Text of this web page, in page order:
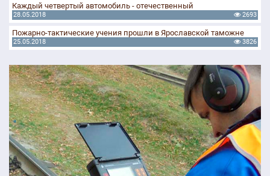
Каждый четвертый автомобиль - отечественный
28.05.2018 2693
Пожарно-тактические учения прошли в Ярославской таможне
25.05.2018 3826